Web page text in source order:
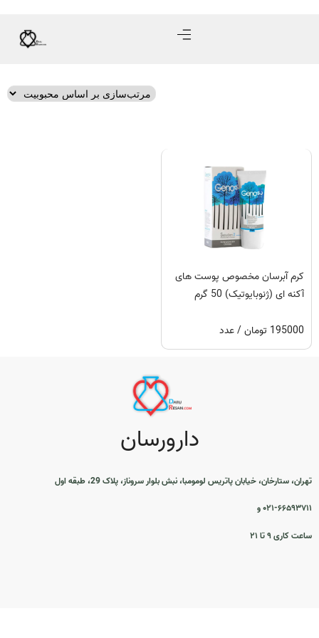
کرم آبرسان مخصوص پوست های
آکنه ای (ژنوبایوتیک) 50 گرم
195000 تومان / عدد
دارورسان
تهران، ستارخان، خیابان پاتریس لومومبا، نبش بلوار سروناز، پلاک 29، طبقه اول
۰۲۱-۶۶۵۹۳۷۱۱ و
ساعت کاری ۹ تا ۲۱